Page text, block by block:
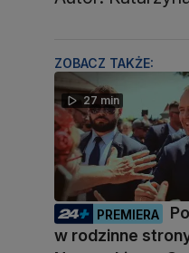
ZOBACZ TAKŻE:
27 min
PREMIERA
w rodzinne